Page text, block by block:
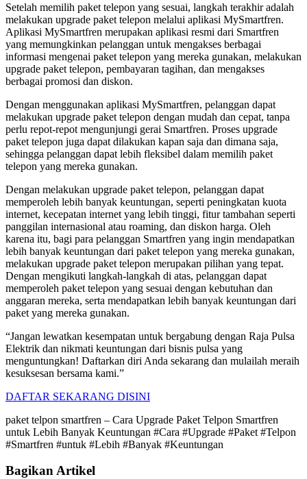
Setelah memilih paket telepon yang sesuai, langkah terakhir adalah
melakukan upgrade paket telepon melalui aplikasi MySmartfren.
Aplikasi MySmartfren merupakan aplikasi resmi dari Smartfren
yang memungkinkan pelanggan untuk mengakses berbagai
informasi mengenai paket telepon yang mereka gunakan, melakukan
upgrade paket telepon, pembayaran tagihan, dan mengakses
berbagai promosi dan diskon.
Dengan menggunakan aplikasi MySmartfren, pelanggan dapat
melakukan upgrade paket telepon dengan mudah dan cepat, tanpa
perlu repot-repot mengunjungi gerai Smartfren. Proses upgrade
paket telepon juga dapat dilakukan kapan saja dan dimana saja,
sehingga pelanggan dapat lebih fleksibel dalam memilih paket
telepon yang mereka gunakan.
Dengan melakukan upgrade paket telepon, pelanggan dapat
memperoleh lebih banyak keuntungan, seperti peningkatan kuota
internet, kecepatan internet yang lebih tinggi, fitur tambahan seperti
panggilan internasional atau roaming, dan diskon harga. Oleh
karena itu, bagi para pelanggan Smartfren yang ingin mendapatkan
lebih banyak keuntungan dari paket telepon yang mereka gunakan,
melakukan upgrade paket telepon merupakan pilihan yang tepat.
Dengan mengikuti langkah-langkah di atas, pelanggan dapat
memperoleh paket telepon yang sesuai dengan kebutuhan dan
anggaran mereka, serta mendapatkan lebih banyak keuntungan dari
paket yang mereka gunakan.
“Jangan lewatkan kesempatan untuk bergabung dengan Raja Pulsa
Elektrik dan nikmati keuntungan dari bisnis pulsa yang
menguntungkan! Daftarkan diri Anda sekarang dan mulailah meraih
kesuksesan bersama kami.”
DAFTAR SEKARANG DISINI
paket telpon smartfren – Cara Upgrade Paket Telpon Smartfren
untuk Lebih Banyak Keuntungan #Cara #Upgrade #Paket #Telpon
#Smartfren #untuk #Lebih #Banyak #Keuntungan
Bagikan Artikel